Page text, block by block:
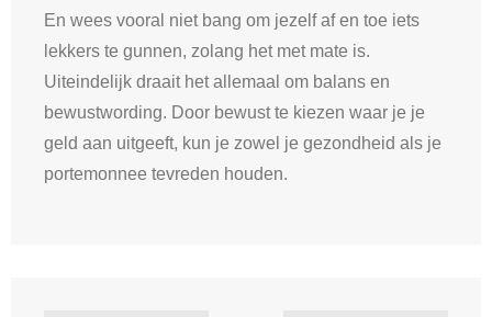
En wees vooral niet bang om jezelf af en toe iets
lekkers te gunnen, zolang het met mate is.
Uiteindelijk draait het allemaal om balans en
bewustwording. Door bewust te kiezen waar je je
geld aan uitgeeft, kun je zowel je gezondheid als je
portemonnee tevreden houden.